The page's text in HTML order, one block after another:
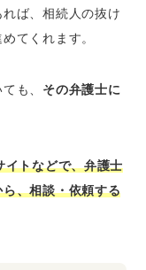
ば、相続人の抜け
てくれます。
も、 その弁護士に
イトなどで、弁護士
、相談・依頼する